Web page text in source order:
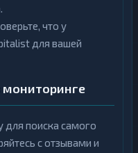
что у
для вашей
мониторинге
для поиска самого
с отзывами и